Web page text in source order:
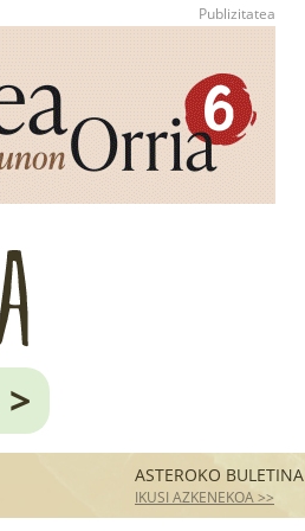
>
ASTEROKO BULETINA
IKUSI AZKENEKOA >>